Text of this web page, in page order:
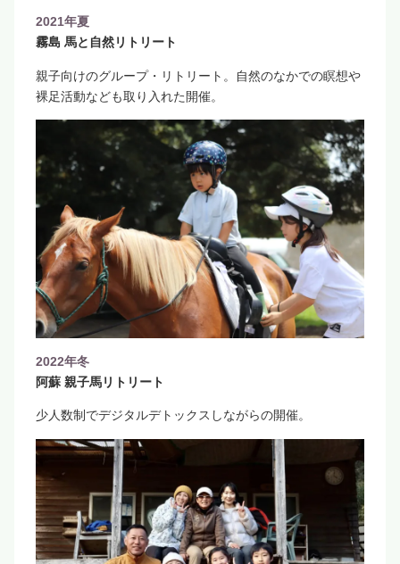
2021年夏
霧島 馬と自然リトリート
親子向けのグループ・リトリート。自然のなかでの瞑想や
裸足活動なども取り入れた開催。
2022年冬
阿蘇 親子馬リトリート
少人数制でデジタルデトックスしながらの開催。